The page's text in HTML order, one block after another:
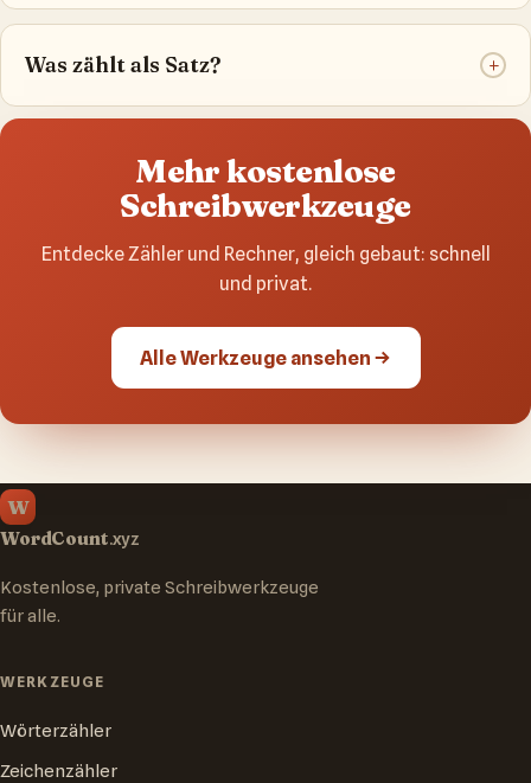
Was zählt als Satz? +
Mehr kostenlose
Schreibwerkzeuge
Entdecke Zähler und Rechner, gleich gebaut: schnell
und privat.
Alle Werkzeuge ansehen
W
WordCount.xyz
Kostenlose, private Schreibwerkzeuge
für alle.
WERKZEUGE
Wörterzähler
Zeichenzähler